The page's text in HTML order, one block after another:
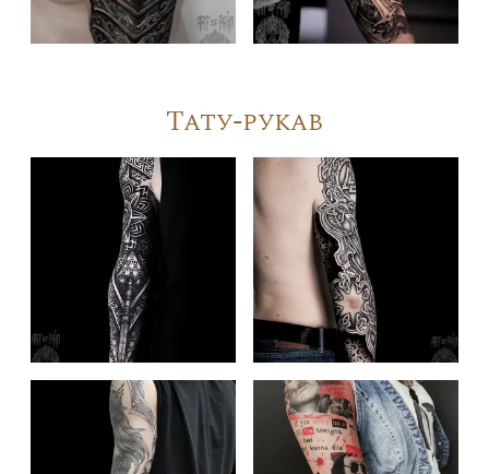
Тату-рукав